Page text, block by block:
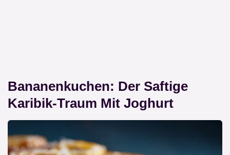
Bananenkuchen: Der Saftige
Karibik-Traum Mit Joghurt